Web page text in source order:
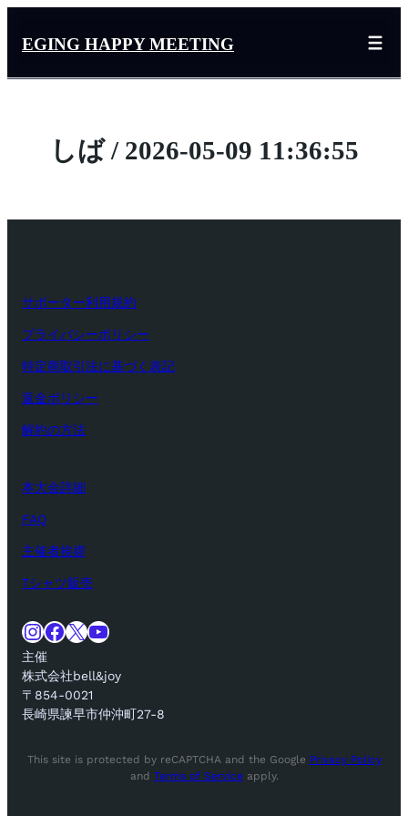
ス
EGING HAPPY MEETING
しば / 2026-05-09 11:36:55
サポーター利用規約
プライバシーポリシー
特定商取引法に基づく表記
返金ポリシー
解約の方法
本大会詳細
FAQ
主催者挨拶
Tシャツ販売
InstagramFacebook X YouTube
主催
株式会社bell&joy
〒854-0021
長崎県諫早市仲沖町27-8
This site is protected by reCAPTCHA and the Google Privacy Policy
and Terms of Serviceapply.